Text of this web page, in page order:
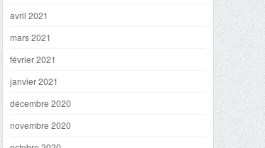
avril 2021
mars 2021
février 2021
janvier 2021
décembre 2020
novembre 2020